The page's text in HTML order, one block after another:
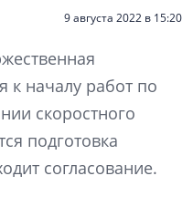
9 августа 2022 в 15:20
к началу работ по
скоростного
подготовка
согласование.